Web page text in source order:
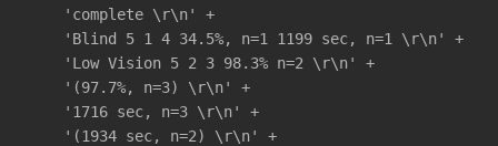
    'complete \r\n' +
    'Blind 5 1 4 34.5%, n=1 1199 sec, n=1 \r\n' +
    'Low Vision 5 2 3 98.3% n=2 \r\n' +
    '(97.7%, n=3) \r\n' +
    '1716 sec, n=3 \r\n' +
    '(1934 sec, n=2) \r\n' +